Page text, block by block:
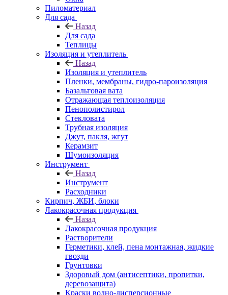
Пиломатериал
Для сада
Назад
Для сада
Теплицы
Изоляция и утеплитель
Назад
Изоляция и утеплитель
Пленки, мембраны, гидро-пароизоляция
Базальтовая вата
Отражающая теплоизоляция
Пенополистирол
Стекловата
Трубная изоляция
Джут, пакля, жгут
Керамзит
Шумоизоляция
Инструмент
Назад
Инструмент
Расходники
Кирпич, ЖБИ, блоки
Лакокрасочная продукция
Назад
Лакокрасочная продукция
Растворители
Герметики, клей, пена монтажная, жидкие
гвозди
Грунтовки
Здоровый дом (антисептики, пропитки,
деревозащита)
Краски водно-дисперсионные